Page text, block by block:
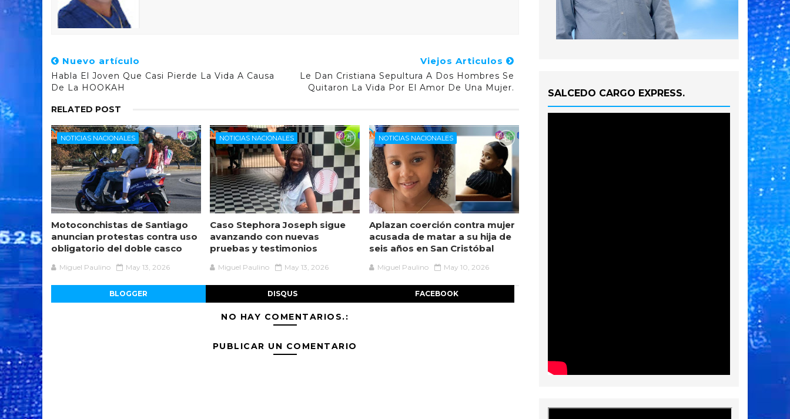
Nuevo artículo
Habla El Joven Que Casi Pierde La Vida A Causa
De La HOOKAH
Viejos Articulos
Le Dan Cristiana Sepultura A Dos Hombres Se
Quitaron La Vida Por El Amor De Una Mujer.
RELATED POST
NOTICIAS NACIONALES
Motoconchistas de Santiago
anuncian protestas contra uso
obligatorio del doble casco
Miguel Paulino May 13, 2026
NOTICIAS NACIONALES
Caso Stephora Joseph sigue
avanzando con nuevas
pruebas y testimonios
Miguel Paulino May 13, 2026
NOTICIAS NACIONALES
Aplazan coerción contra mujer
acusada de matar a su hija de
seis años en San Cristóbal
Miguel Paulino May 10, 2026
BLOGGER DISQUS FACEBOOK
NO HAY COMENTARIOS.:
PUBLICAR UN COMENTARIO
SALCEDO CARGO EXPRESS.